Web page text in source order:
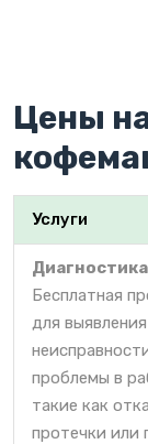
Цены
Услуги
Бесплатная
для
проблемы в
такие как
протечки или